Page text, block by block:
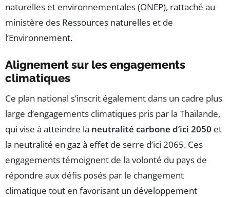
naturelles et environnementales (ONEP), rattaché au
ministère des Ressources naturelles et de
l’Environnement.
Alignement sur les engagements
climatiques
Ce plan national s’inscrit également dans un cadre plus
large d’engagements climatiques pris par la Thaïlande,
qui vise à atteindre la neutralité carbone d’ici 2050 et
la neutralité en gaz à effet de serre d’ici 2065. Ces
engagements témoignent de la volonté du pays de
répondre aux défis posés par le changement
climatique tout en favorisant un développement